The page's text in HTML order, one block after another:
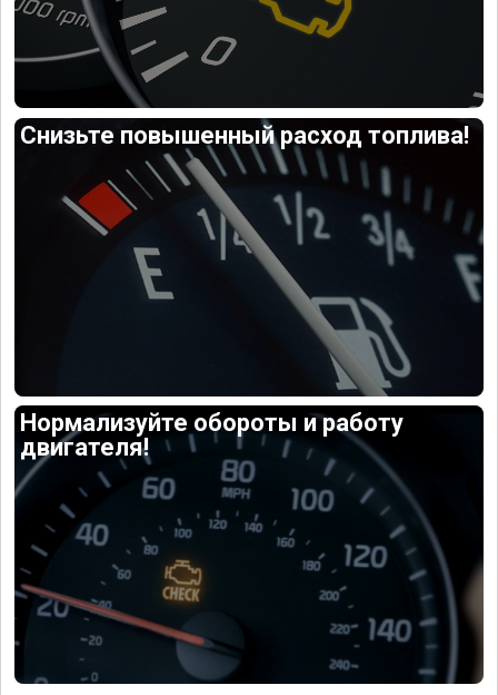
Снизьте повышенный расход топлива!
Нормализуйте обороты и работу
двигателя!